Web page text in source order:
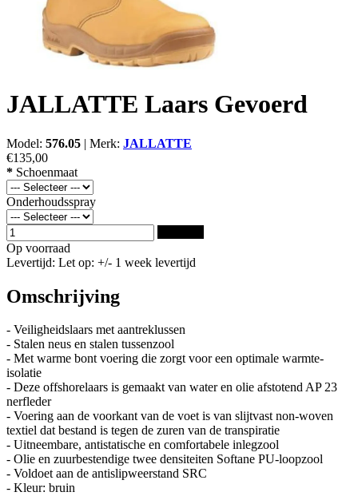
JALLATTE Laars Gevoerd
Model: 576.05 | Merk: JALLATTE
€135,00
* Schoenmaat
Onderhoudsspray
Op voorraad
Levertijd: Let op: +/- 1 week levertijd
Omschrijving
- Veiligheidslaars met aantreklussen
- Stalen neus en stalen tussenzool
- Met warme bont voering die zorgt voor een optimale warmte-
isolatie
- Deze offshorelaars is gemaakt van water en olie afstotend AP 23
nerfleder
- Voering aan de voorkant van de voet is van slijtvast non-woven
textiel dat bestand is tegen de zuren van de transpiratie
- Uitneembare, antistatische en comfortabele inlegzool
- Olie en zuurbestendige twee densiteiten Softane PU-loopzool
- Voldoet aan de antislipweerstand SRC
- Kleur: bruin